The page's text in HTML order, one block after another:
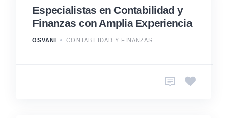
Especialistas en Contabilidad y
Finanzas con Amplia Experiencia
OSVANI CONTABILIDAD Y FINANZAS